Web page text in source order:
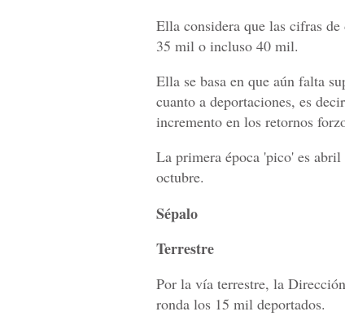
Ella considera que las cifras
35 mil o incluso 40 mil.
Ella se basa en que aún falta
cuanto a deportaciones, es
incremento en los retornos
La primera época 'pico' es
octubre.
Sépalo
Terrestre
Por la vía terrestre, la
ronda los 15 mil deportados.